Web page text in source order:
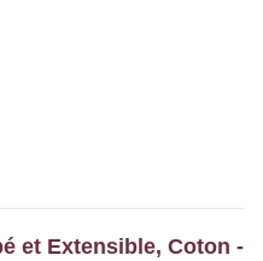
et Extensible, Coton -